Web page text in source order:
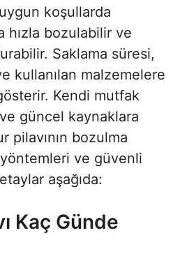
koşullarda
hızla bozulabilir ve
Saklama süresi,
kullanılan malzemelere
Kendi mutfak
güncel kaynaklara
pilavının bozulma
ve güvenli
aşağıda:
Kaç Günde